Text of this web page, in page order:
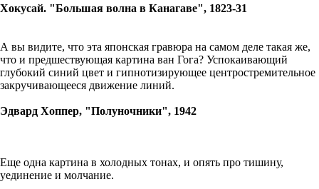
Хокусай. "Большая волна в Канагаве", 1823-31
А вы видите, что эта японская гравюра на самом деле такая же,
что и предшествующая картина ван Гога? Успокаивающий
глубокий синий цвет и гипнотизирующее центростремительное
закручивающееся движение линий.
Эдвард Хоппер, "Полуночники", 1942
Еще одна картина в холодных тонах, и опять про тишину,
уединение и молчание.